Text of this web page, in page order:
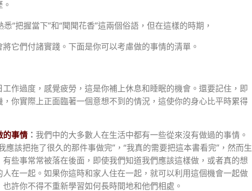
“把握當下”和“聞聞花香”這兩個俗語，但在這樣的時期，
它們付諸實踐。下面是你可以考慮做的事情的清單。
工作過度，感覺疲勞，這是你補上休息和睡眠的機會。還要記住，即
你實際上正面臨著一個意想不到的情況，這使你的身心比平時累得
的事情 ： 我們中的大多數人在生活中都有一些從來沒有做過的事情。
應該把拖了很久的那件事做完”，“我真的需要把這本書看完”，然而生
些事常常被落在後面，即使我們知道我們應該這樣做，或者真的想
在一起。如果你這時和家人住在一起，就可以利用這個機會一起做
許你不得不重新學習如何長時間地和他們相處。